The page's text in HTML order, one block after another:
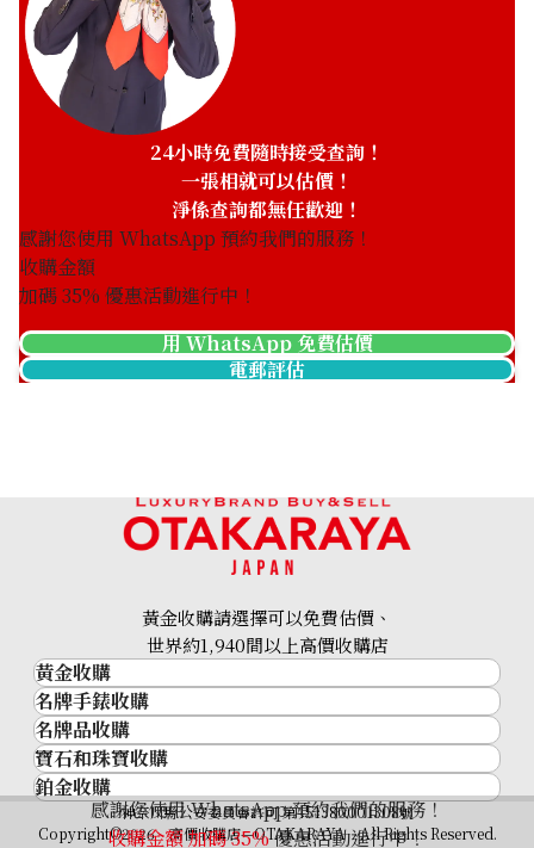
Hublot Big Bang Original
Steel Blue 44 mm
301.SX.710.RX
收購日期: 2026年5月
541.NX.1171.LR.1104
參考回收價
ASK
收購日期: 2026年2月
Hublot Classic Fusion
Titanium Chronograph
收購日期: 2024年4月
Hublot Classic Fusion
Ceramic King Gold
511.CO.1780.RX
參考回收價
24小時免費隨時接受查詢！
一張相就可以估價！
淨係查詢都無任歡迎！
感謝您使用 WhatsApp 預約我們的服務！
收購金額
加碼35% 優惠活動進行中！
用 WhatsApp 免費估價
電郵評估
感謝您使用 WhatsApp 預約我們的服務！
收購金額 加碼35%優惠活動進行中！
黃金收購請選擇可以免費估價、
世界約1,940間以上高價收購店
黃金收購
黃金･金條
金條
金幣及銀幣
過去十年黃金價格
金飾
名牌手錶收購
名牌手錶收購
勞力士 (Rolex)
Patek Philippe
Audemars Piguet
名牌品收購
名牌品收購
HERMES
LOUIS VUITTON
寶石和珠寶收購
寶石和珠寶
鉑金收購
神奈川縣公安委員會許可 第451380001308號
Copyright©2026 高價收購店—OTAKARAYA All Rights Reserved.